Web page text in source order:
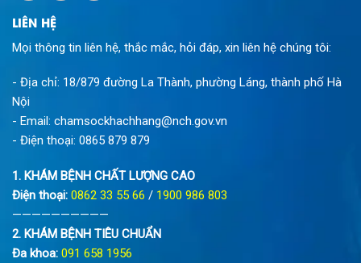
LIÊN HỆ
Mọi thông tin liên hệ, thắc mắc, hỏi đáp, xin liên hệ chúng tôi:
- Địa chỉ: 18/879 đường La Thành, phường Láng, thành phố Hà
Nội
- Email: chamsockhachhang@nch.gov.vn
- Điện thoại: 0865 879 879
1. KHÁM BỆNH CHẤT LƯỢNG CAO
Điện thoại: 0862 33 55 66 / 1900 986 803
——————————
2. KHÁM BỆNH TIÊU CHUẨN
Đa khoa: 091 658 1956